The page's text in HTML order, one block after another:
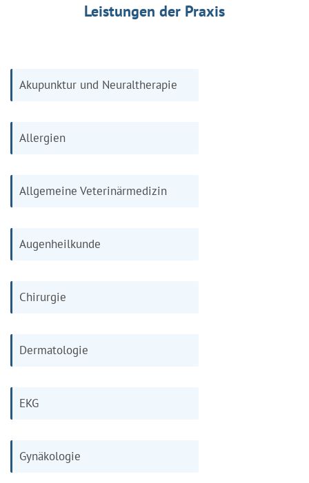
Leistungen der Praxis
Akupunktur und Neuraltherapie
Allergien
Allgemeine Veterinärmedizin
Augenheilkunde
Chirurgie
Dermatologie
EKG
Gynäkologie